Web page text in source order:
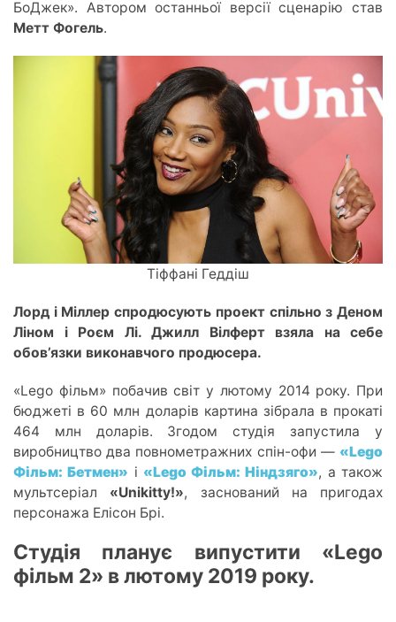
БоДжек». Автором останньої версії сценарію став
Метт Фогель.
Тіффані Геддіш
Лорд і Міллер спродюсують проект спільно з Деном
Ліном і Роєм Лі. Джилл Вілферт взяла на себе
обов’язки виконавчого продюсера.
«Lego фільм» побачив світ у лютому 2014 року. При
бюджеті в 60 млн доларів картина зібрала в прокаті
464 млн доларів. Згодом студія запустила у
виробництво два повнометражних спін-офи — «Lego
Фільм: Бетмен» і «Lego Фільм: Ніндзяго», а також
мультсеріал «Unikitty!», заснований на пригодах
персонажа Елісон Брі.
Студія планує випустити «Lego
фільм 2» в лютому 2019 року.